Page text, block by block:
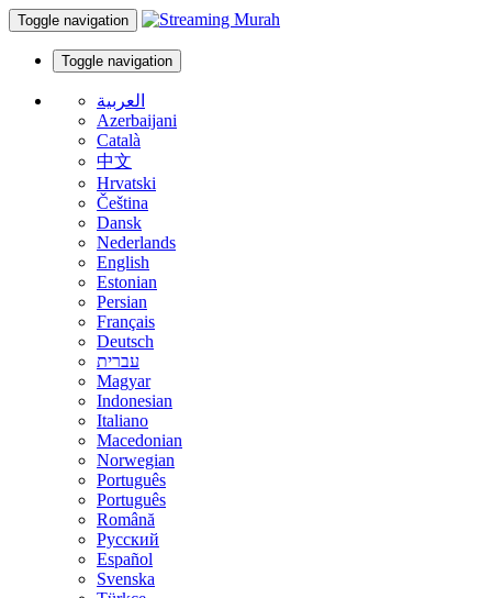
Toggle navigation
Toggle navigation
العربية
Azerbaijani
Català
中文
Hrvatski
Čeština
Dansk
Nederlands
English
Estonian
Persian
Français
Deutsch
עברית
Magyar
Indonesian
Italiano
Macedonian
Norwegian
Português
Português
Română
Русский
Español
Svenska